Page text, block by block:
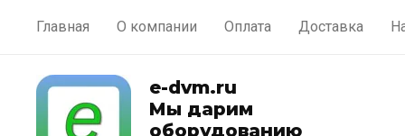
Главная О компании Оплата Доставка
e-dvm.ru
Мы дарим
оборудованию